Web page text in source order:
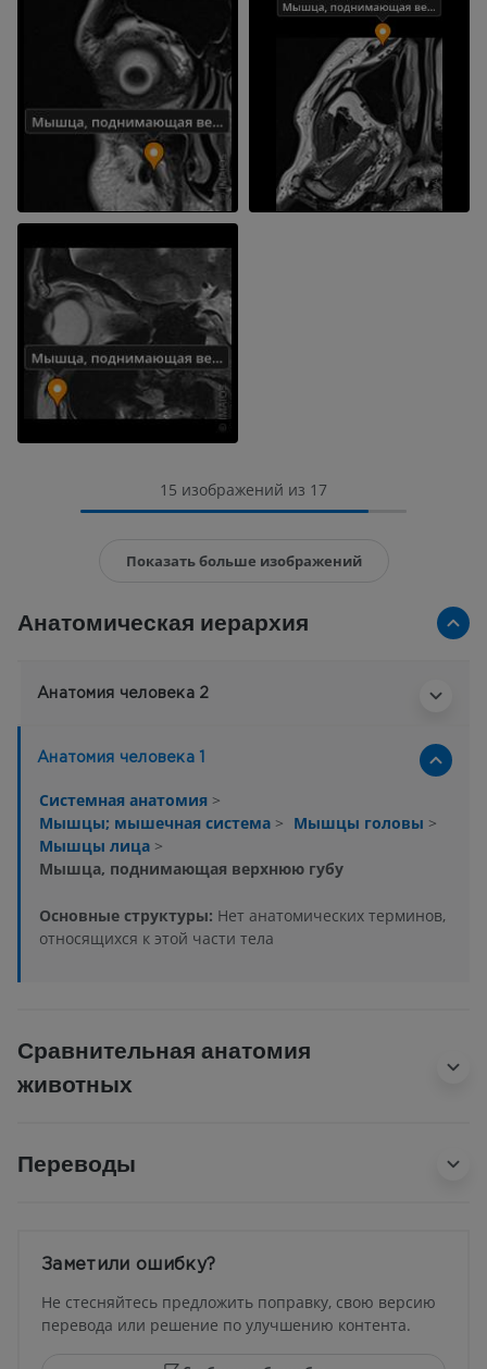
15 изображений из 17
Показать больше изображений
Анатомическая иерархия
Анатомия человека 2
Анатомия человека 1
Системная анатомия >
Мышцы; мышечная система > Мышцы головы >
Мышцы лица >
Мышца, поднимающая верхнюю губу
Основные структуры: Нет анатомических терминов,
относящихся к этой части тела
Сравнительная анатомия
животных
Переводы
Заметили ошибку?
Не стесняйтесь предложить поправку, свою версию
перевода или решение по улучшению контента.